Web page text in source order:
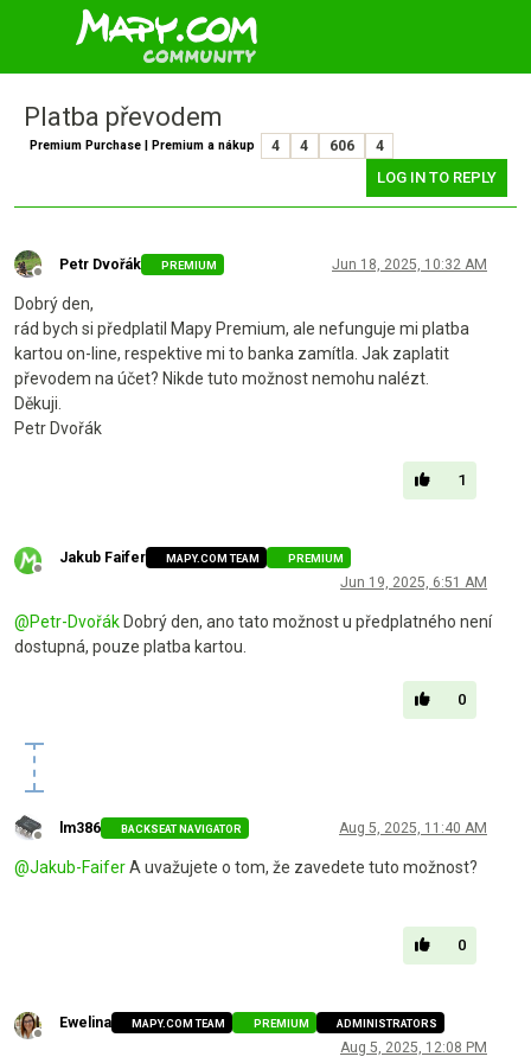
Platba převodem
Premium Purchase | Premium a nákup 4 4 606 4
LOG IN TO REPLY
Petr Dvořák PREMIUM Jun 18, 2025, 10:32 AM
Dobrý den,
rád bych si předplatil Mapy Premium, ale nefunguje mi platba
kartou on-line, respektive mi to banka zamítla. Jak zaplatit
převodem na účet? Nikde tuto možnost nemohu nalézt.
Děkuji.
Petr Dvořák
1
Jakub Faifer MAPY.COM TEAM PREMIUM
Jun 19, 2025, 6:51 AM
@Petr-Dvořák Dobrý den, ano tato možnost u předplatného není
dostupná, pouze platba kartou.
0
lm386 BACKSEAT NAVIGATOR Aug 5, 2025, 11:40 AM
@Jakub-FaiferA uvažujete o tom, že zavedete tuto možnost?
0
Ewelina MAPY.COM TEAM PREMIUM ADMINISTRATORS
Aug 5, 2025, 12:08 PM